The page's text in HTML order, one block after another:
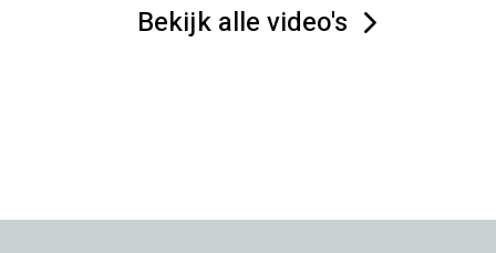
Bekijk alle video's